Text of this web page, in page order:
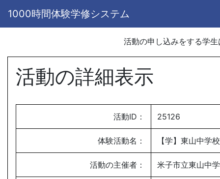
1000時間体験学修システム
活動の申し込みをする学
活動の詳細表示
活動ID： 25126
体験活動名： 【学】東山中学
活動の主催者： 米子市立東山中